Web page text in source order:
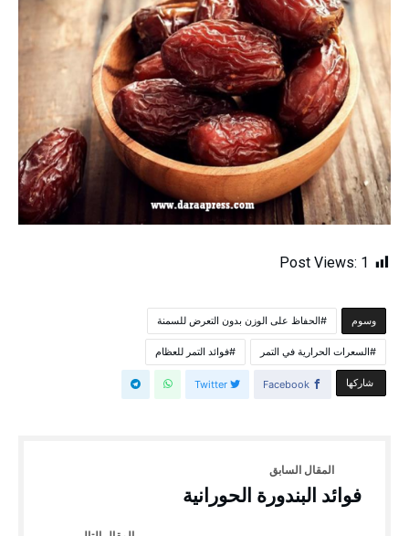
Post Views: 1
‫‫‫‫وسوم‬ الحفاظ على الوزن بدون التعرض للسمنة
السعرات الحرارية في التمر فوائد التمر للعظام
‫‫ شاركها‬ Facebook
Twitter
فوائد البندورة الحورانية